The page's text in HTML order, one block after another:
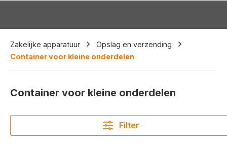
Zakelijke apparatuur
Opslag en verzending
Container voor kleine onderdelen
Container voor kleine onderdelen
Filter